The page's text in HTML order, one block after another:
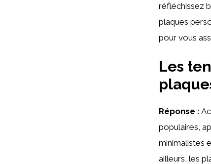
réfléchissez
plaques
pour vous
Les
Réponse :
populaires,
minimalistes
ailleurs, les